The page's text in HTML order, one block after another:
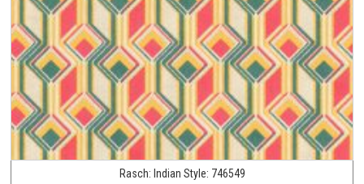
Rasch: Indian Style: 746549